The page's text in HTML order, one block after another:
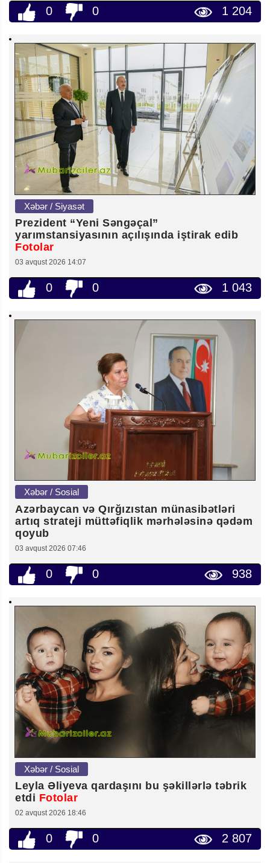
0 0 1 204
Xəbər / Siyasət
Prezident “Yeni Səngəçal”
yarımstansiyasının açılışında iştirak edib
Fotolar
03 avqust 2026 14:07
0 0 1 043
Xəbər / Sosial
Azərbaycan və Qırğızıstan münasibətləri
artıq strateji müttəfiqlik mərhələsinə qədəm
qoyub
03 avqust 2026 07:46
0 0 938
Xəbər / Sosial
Leyla Əliyeva qardaşını bu şəkillərlə təbrik
etdi Fotolar
02 avqust 2026 18:46
0 0 2 807